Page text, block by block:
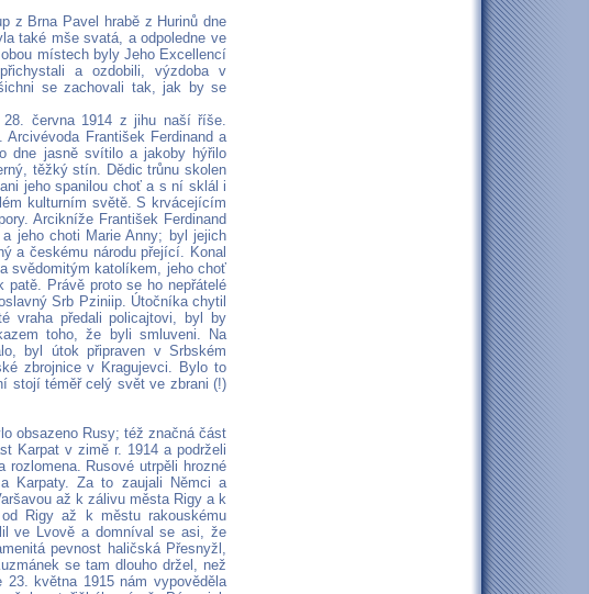
z Brna Pavel hrabě z Hurinů dne
také mše svatá, a odpoledne ve
místech byly Jeho Excellencí
a ozdobili, výzdoba v
se zachovali tak, jak by se
28. června 1914 z jihu naší říše.
František Ferdinand a
dne jasně svítilo a jakoby hýřilo
těžký stín. Dědic trůnu skolen
jeho spanilou choť a s ní sklál i
kulturním světě. S krvácejícím
Arcikníže František Ferdinand
jeho choti Marie Anny; byl jejich
a českému národu přející. Konal
svědomitým katolíkem, jeho choť
Právě proto se ho nepřátelé
Srb Pziniip. Útočníka chytil
vraha předali policajtovi, byl by
toho, že byli smluveni. Na
byl útok připraven v Srbském
zbrojnice v Kragujevci. Bylo to
stojí téměř celý svět ve zbrani (!)
obsazeno Rusy; též značná část
Karpat v zimě r. 1914 a podrželi
Rusové utrpěli hrozné
Karpaty. Za to zaujali Němci a
až k zálivu města Rigy a k
Rigy až k městu rakouskému
ve Lvově a domníval se asi, že
pevnost haličská Přesnyžl,
se tam dlouho držel, než
května 1915 nám vypověděla